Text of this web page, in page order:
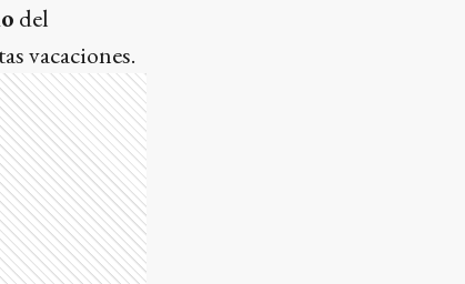
del
vacaciones.